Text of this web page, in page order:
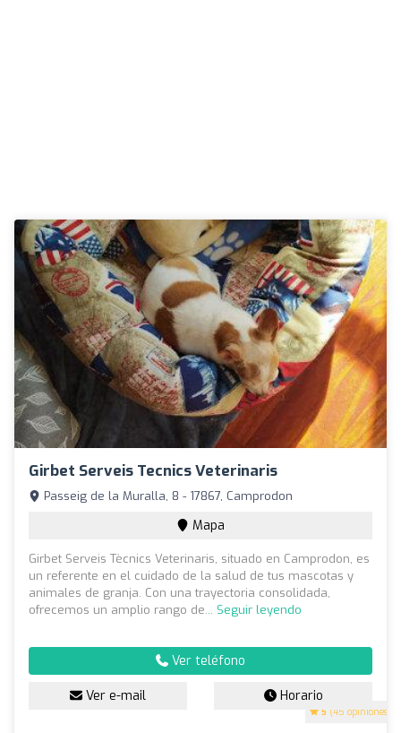
Girbet Serveis Tecnics Veterinaris
5 (45 opiniones)
Passeig de la Muralla, 8 - 17867, Camprodon
Mapa
Girbet Serveis Tècnics Veterinaris, situado en Camprodon, es
un referente en el cuidado de la salud de tus mascotas y
animales de granja. Con una trayectoria consolidada,
ofrecemos un amplio rango de... Seguir leyendo
Ver teléfono
Ver e-mail Horario